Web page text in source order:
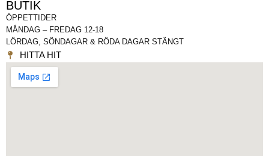
BUTIK
ÖPPETTIDER
MÅNDAG – FREDAG 12-18
LÖRDAG, SÖNDAGAR & RÖDA DAGAR STÄNGT
HITTA HIT